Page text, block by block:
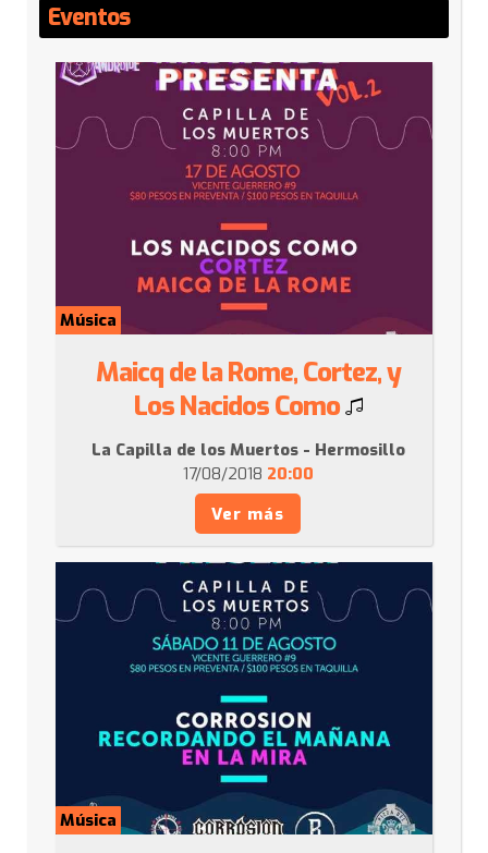
Eventos
Música
Maicq de la Rome, Cortez, y
Los Nacidos Como
La Capilla de los Muertos - Hermosillo
17/08/2018 20:00
Ver más
Música